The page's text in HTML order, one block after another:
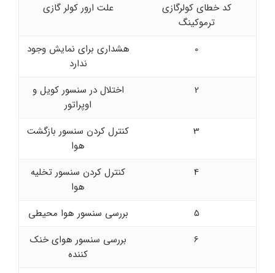
کد خطای کولرگازی
ترموکینگ
علت ارور کولر گازی
0
هشداری برای نمایش وجود
ندارد
2
اختلال در سنسور کویل و
اوپراتور
3
کنترل کردن سنسور بازگشت
هوا
4
کنترل کردن سنسور تخلیه
هوا
5
بررسی سنسور هوا محیطی
6
بررسی سنسور هوای خنک
کننده